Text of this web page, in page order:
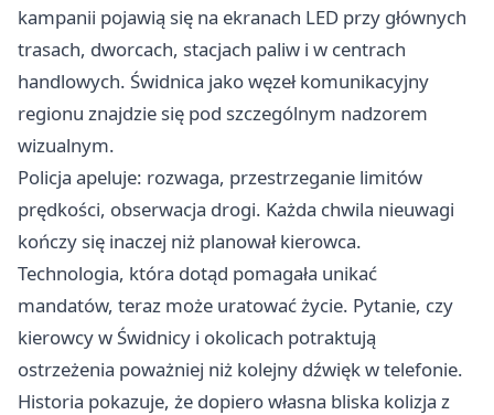
kampanii pojawią się na ekranach LED przy głównych
trasach, dworcach, stacjach paliw i w centrach
handlowych. Świdnica jako węzeł komunikacyjny
regionu znajdzie się pod szczególnym nadzorem
wizualnym.
Policja apeluje: rozwaga, przestrzeganie limitów
prędkości, obserwacja drogi. Każda chwila nieuwagi
kończy się inaczej niż planował kierowca.
Technologia, która dotąd pomagała unikać
mandatów, teraz może uratować życie. Pytanie, czy
kierowcy w Świdnicy i okolicach potraktują
ostrzeżenia poważniej niż kolejny dźwięk w telefonie.
Historia pokazuje, że dopiero własna bliska kolizja z